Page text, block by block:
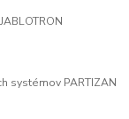
systémov PARTIZAN